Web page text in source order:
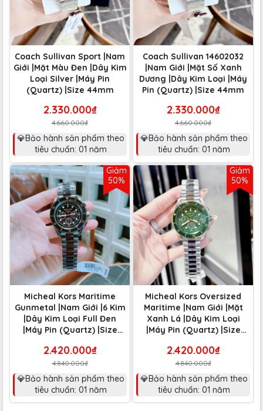
Coach Sullivan Sport |Nam
Giới |Mặt Màu Đen |Dây Kim
Loại Silver |Máy Pin
(Quartz) |Size 44mm
2.330.000₫
4.660.000₫
💎Bảo hành sản phẩm theo
tiêu chuẩn: 01 năm
Coach Sullivan 14602032
|Nam Giới |Mặt Số Xanh
Dương |Dây Kim Loại |Máy
Pin (Quartz) |Size 44mm
2.330.000₫
4.660.000₫
💎Bảo hành sản phẩm theo
tiêu chuẩn: 01 năm
Giảm
50%
Micheal Kors Maritime
Gunmetal |Nam Giới |6 Kim
|Dây Kim Loại Full Đen
|Máy Pin (Quartz) |Size
2.420.000₫
4.840.000₫
💎Bảo hành sản phẩm theo
tiêu chuẩn: 01 năm
Giảm
50%
Micheal Kors Oversized
Maritime |Nam Giới |Mặt
Xanh Lá |Dây Kim Loại
|Máy Pin (Quartz) |Size
2.420.000₫
4.840.000₫
💎Bảo hành sản phẩm theo
tiêu chuẩn: 01 năm